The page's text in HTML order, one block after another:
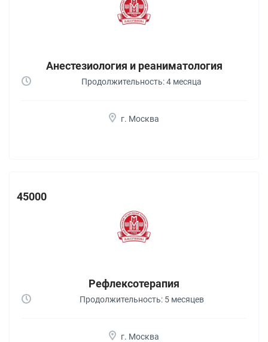
Анестезиология и реаниматология
Продолжительность: 4 месяца
г. Москва
45000
Рефлексотерапия
Продолжительность: 5 месяцев
г. Москва